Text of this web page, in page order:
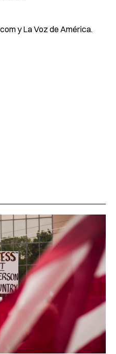
y La Voz de América.